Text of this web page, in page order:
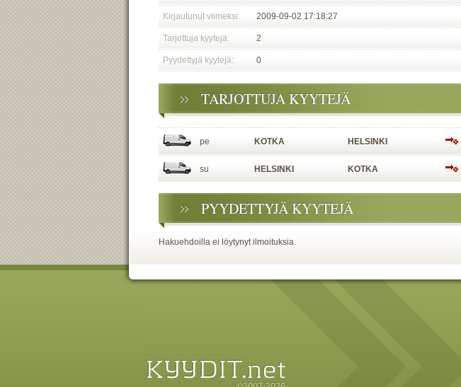
Kirjautunut viimeksi: 2009-09-02 17:18:27
Tarjottuja kyytejä: 2
Pyydettyjä kyytejä: 0
TARJOTTUJA KYYTEJÄ
pe KOTKA HELSINKI
su HELSINKI KOTKA
PYYDETTYJÄ KYYTEJÄ
Hakuehdoilla ei löytynyt ilmoituksia.